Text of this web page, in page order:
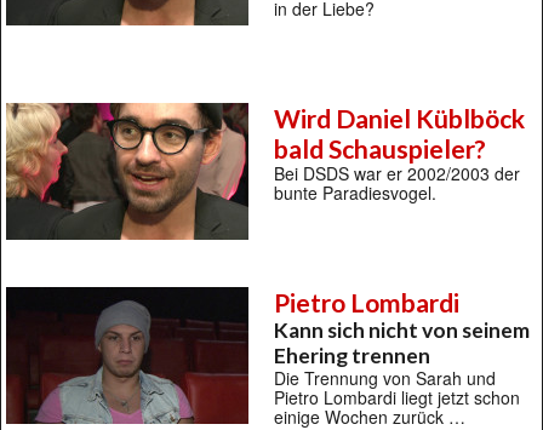
in der Liebe?
Wird Daniel Küblböck
bald Schauspieler?
Bei DSDS war er 2002/2003 der
bunte Paradiesvogel.
Pietro Lombardi
Kann sich nicht von seinem
Ehering trennen
Die Trennung von Sarah und
Pietro Lombardi liegt jetzt schon
einige Wochen zurück …